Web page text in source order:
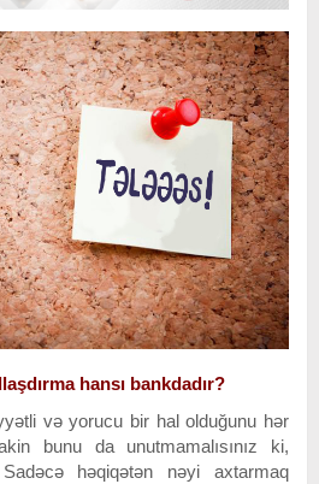
hansı bankdadır?
və yorucu bir hal olduğunu hər
bunu da unutmamalısınız ki,
həqiqətən nəyi axtarmaq